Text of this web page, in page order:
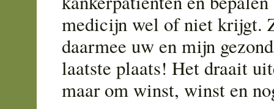
medicijn wel of niet krijgt.
daarmee uw en mijn
laatste plaats! Het draait
maar om winst, winst en